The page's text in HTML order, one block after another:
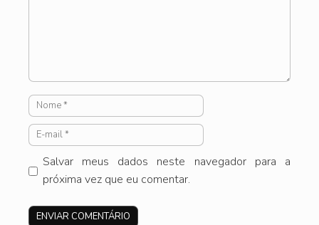
Nome
E-
mail
Salvar meus dados neste navegador para a
próxima vez que eu comentar.
Site